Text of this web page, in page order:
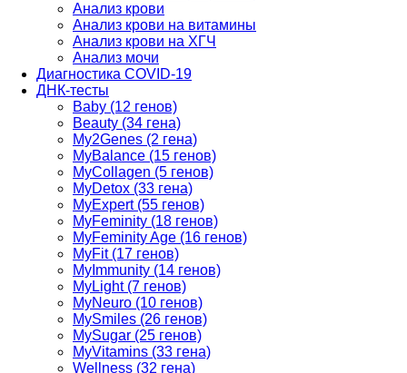
Анализ крови
Анализ крови на витамины
Анализ крови на ХГЧ
Анализ мочи
Диагностика COVID-19
ДНК-тесты
Baby (12 генов)
Beauty (34 гена)
My2Genes (2 гена)
MyBalance (15 генов)
MyCollagen (5 генов)
MyDetox (33 гена)
MyExpert (55 генов)
MyFeminity (18 генов)
MyFeminity Age (16 генов)
MyFit (17 генов)
MyImmunity (14 генов)
MyLight (7 генов)
MyNeuro (10 генов)
MySmiles (26 генов)
MySugar (25 генов)
MyVitamins (33 гена)
Wellness (32 гена)